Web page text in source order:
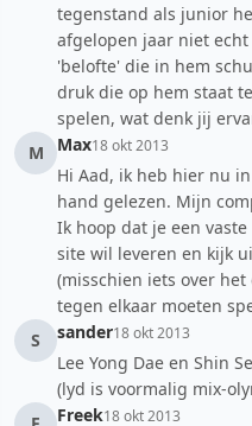
tegenstand als junior
afgelopen jaar niet
'belofte' die in hem
druk die op hem staat
spelen, wat denk jij
M
Max18 okt 2013
Hi Aad, ik heb hier nu
hand gelezen. Mijn
Ik hoop dat je een
site wil leveren en kijk
(misschien iets over
tegen elkaar moeten
S
sander18 okt 2013
Lee Yong Dae en Shin
(lyd is voormalig mix-
Freek18 okt 2013